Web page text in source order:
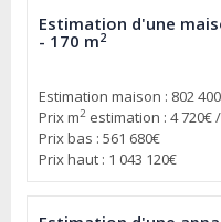
Estimation d'une
- 170 m2
Estimation maison : 802
Prix m2 estimation : 4 720€
Prix bas : 561 680€
Prix haut : 1 043 120€